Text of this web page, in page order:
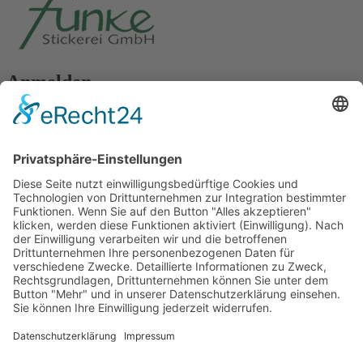
Anmelden
Passwort vergessen?
Angemeldet bleiben
Anmelden
Zum Inhalt springen
Vertrag widerrufen
Werkzeugleiste öffnen